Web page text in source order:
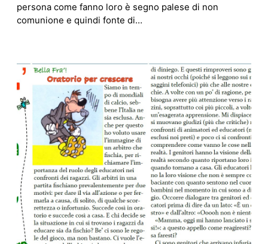
persona come fanno loro è segno palese di non
comunione e quindi fonte di…